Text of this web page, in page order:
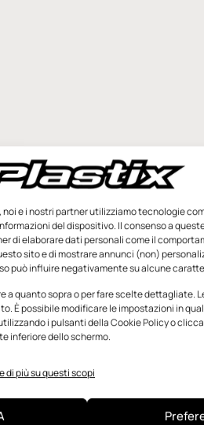
noi e i nostri partner utilizziamo tecnologie
del dispositivo. Il consenso a
di elaborare dati personali come il
sito e di mostrare annunci (non)
può influire negativamente su alcune
a quanto sopra o per fare scelte dettagliate.
È possibile modificare le impostazioni in
i pulsanti della Cookie Policy o
inferiore dello schermo.
di più su questi scopi